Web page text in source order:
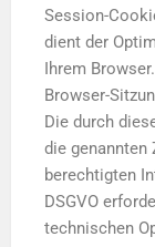
Session-
dient der
Ihrem
Browser-
Die durch
die genannten
berechtigten
DSGVO
technischen